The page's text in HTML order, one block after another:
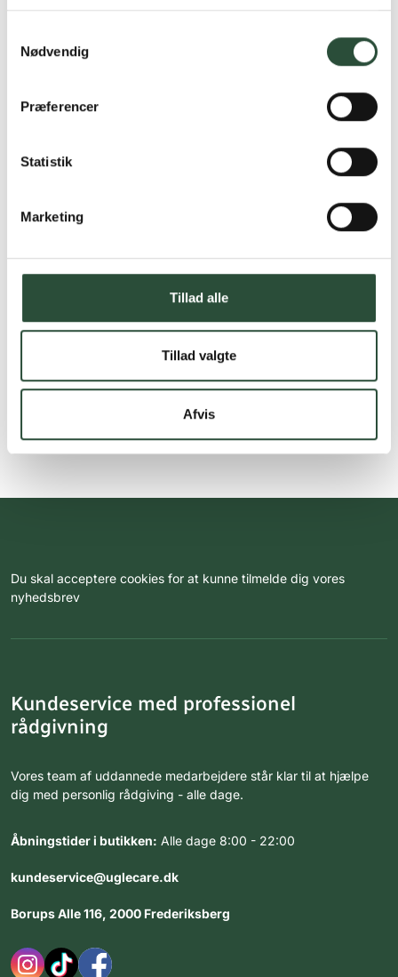
Nødvendig
Præferencer
Statistik
Marketing
Tillad alle
Tillad valgte
Afvis
Du skal acceptere cookies for at kunne tilmelde dig vores
nyhedsbrev
Kundeservice med professionel
rådgivning
Vores team af uddannede medarbejdere står klar til at hjælpe
dig med personlig rådgiving - alle dage.
Åbningstider i butikken: Alle dage 8:00 - 22:00
kundeservice@uglecare.dk
Borups Alle 116, 2000 Frederiksberg